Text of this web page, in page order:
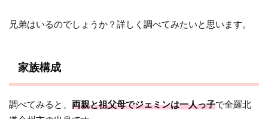
兄弟はいるのでしょうか？詳しく調べてみたいと思います。
家族構成
調べてみると、両親と祖父母でジェミンは一人っ子で全羅北